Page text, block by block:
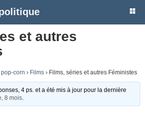
et autres
corn › Films › Films, séries et autres Féministes
4 ps. et a été mis à jour pour la dernière
8 mois